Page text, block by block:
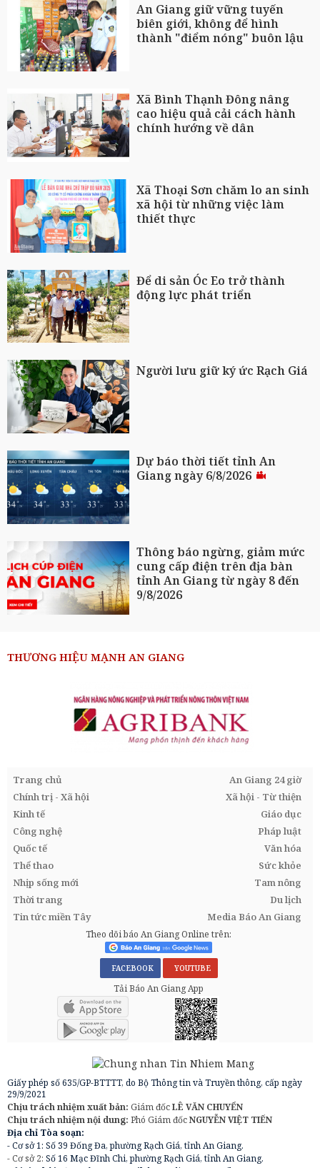
An Giang giữ vững tuyến
biên giới, không để hình
thành "điểm nóng" buôn lậu
Xã Bình Thạnh Đông nâng
cao hiệu quả cải cách hành
chính hướng về dân
Xã Thoại Sơn chăm lo an sinh
xã hội từ những việc làm
thiết thực
Để di sản Óc Eo trở thành
động lực phát triển
Người lưu giữ ký ức Rạch Giá
Dự báo thời tiết tỉnh An
Giang ngày 6/8/2026
Thông báo ngừng, giảm mức
cung cấp điện trên địa bàn
tỉnh An Giang từ ngày 8 đến
9/8/2026
THƯƠNG HIỆU MẠNH AN GIANG
Trang chủ
An Giang 24 giờ
Chính trị - Xã hội
Xã hội - Từ thiện
Kinh tế
Giáo dục
Công nghệ
Pháp luật
Quốc tế
Văn hóa
Thể thao
Sức khỏe
Nhịp sống mới
Tam nông
Thời trang
Du lịch
Tin tức miền Tây
Media Báo An Giang
Theo dõi báo An Giang Online trên:
FACEBOOK YOUTUBE
Tải Báo An Giang App
Giấy phép số 635/GP-BTTTT, do Bộ Thông tin và Truyền thông, cấp ngày
29/9/2021
Chịu trách nhiệm xuất bản: Giám đốcLÊ VĂN CHUYỂN
Chịu trách nhiệm nội dung: Phó Giám đốcNGUYỄN VIỆT TIẾN
Địa chỉ Tòa soạn:
- Cơ sở 1: Số 39 Đống Đa, phường Rạch Giá, tỉnh An Giang.
- Cơ sở 2: Số 16 Mạc Đĩnh Chi, phường Rạch Giá, tỉnh An Giang.